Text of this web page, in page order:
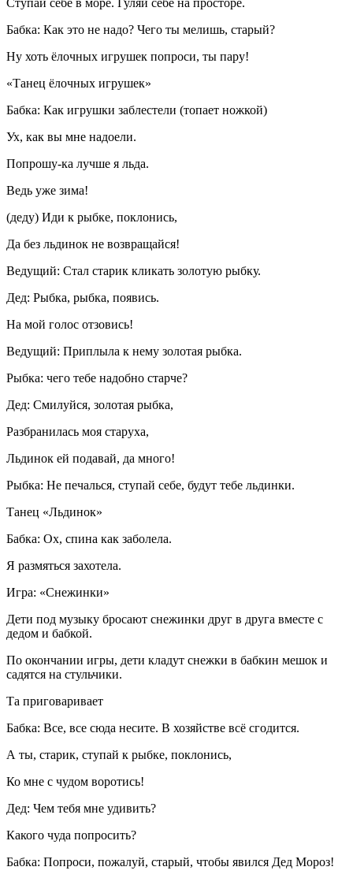
Ступай себе в море. Гуляй себе на просторе.
Бабка: Как это не надо? Чего ты мелишь, старый?
Ну хоть ёлочных игрушек попроси, ты пару!
«Танец ёлочных игрушек»
Бабка: Как игрушки заблестели (топает ножкой)
Ух, как вы мне надоели.
Попрошу-ка лучше я льда.
Ведь уже зима!
(деду) Иди к рыбке, поклонись,
Да без льдинок не возвращайся!
Ведущий: Стал старик кликать золотую рыбку.
Дед: Рыбка, рыбка, появись.
На мой голос отзовись!
Ведущий: Приплыла к нему золотая рыбка.
Рыбка: чего тебе надобно старче?
Дед: Смилуйся, золотая рыбка,
Разбранилась моя старуха,
Льдинок ей подавай, да много!
Рыбка: Не печалься, ступай себе, будут тебе льдинки.
Танец «Льдинок»
Бабка: Ох, спина как заболела.
Я размяться захотела.
Игра: «Снежинки»
Дети под музыку бросают снежинки друг в друга вместе с
дедом и бабкой.
По окончании игры, дети кладут снежки в бабкин мешок и
садятся на стульчики.
Та приговаривает
Бабка: Все, все сюда несите. В хозяйстве всё сгодится.
А ты, старик, ступай к рыбке, поклонись,
Ко мне с чудом воротись!
Дед: Чем тебя мне удивить?
Какого чуда попросить?
Бабка: Попроси, пожалуй, старый, чтобы явился Дед Мороз!